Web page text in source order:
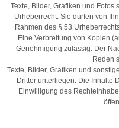
Texte, Bilder, Grafiken und
Urheberrecht. Sie dürfen von
Rahmen des § 53
Eine Verbreitung von Kopien
Genehmigung zulässig. Der
Reden
Texte, Bilder, Grafiken und
Dritter unterliegen. Die Inhalte
Einwilligung des